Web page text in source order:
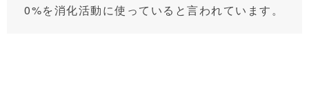
0%を消化活動に使っていると言われています。